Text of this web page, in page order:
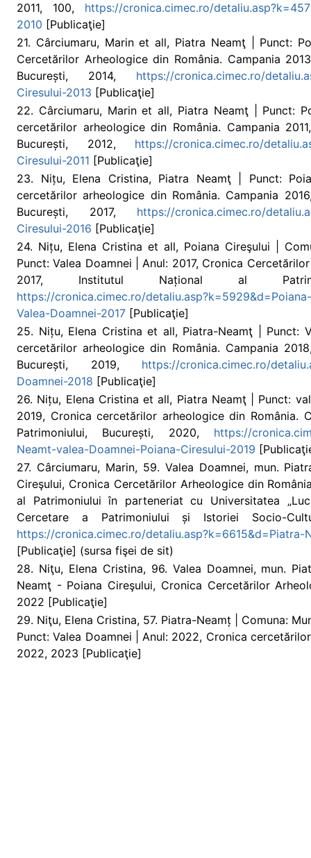
2011, 100, https://cronica.cimec.ro/
2010 [Publicaţie]
21. Cârciumaru, Marin et all, Piatra Neamţ | Punct:
Cercetărilor Arheologice din România. Campania
București, 2014, https://cronica.cimec.ro/
Ciresului-2013 [Publicaţie]
22. Cârciumaru, Marin et all, Piatra Neamţ | Punct:
cercetărilor arheologice din România. Campania
București, 2012, https://cronica.cimec.ro/
Ciresului-2011 [Publicaţie]
23. Nițu, Elena Cristina, Piatra Neamţ | Punct:
cercetărilor arheologice din România. Campania
București, 2017, https://cronica.cimec.ro/
Ciresului-2016 [Publicaţie]
24. Nițu, Elena Cristina et all, Poiana Cireşului |
Punct: Valea Doamnei | Anul: 2017, Cronica
2017, Institutul Național al
https://cronica.cimec.ro/
Valea-Doamnei-2017 [Publicaţie]
25. Nițu, Elena Cristina et all, Piatra-Neamţ | Punct:
cercetărilor arheologice din România. Campania
București, 2019, https://cronica.cimec.ro/
Doamnei-2018 [Publicaţie]
26. Nițu, Elena Cristina et all, Piatra Neamţ | Punct:
2019, Cronica cercetărilor arheologice din România.
Patrimoniului, București, 2020, https://
Neamt-valea-Doamnei-Poiana-Ciresului-2019
27. Cârciumaru, Marin, 59. Valea Doamnei, mun.
Cireşului, Cronica Cercetărilor Arheologice din
al Patrimoniului în parteneriat cu Universitatea
Cercetare a Patrimoniului și Istoriei Socio-
https://cronica.cimec.ro/detaliu.asp?k=6615&d=Piatra-
[Publicaţie] (sursa fişei de sit)
28. Niţu, Elena Cristina, 96. Valea Doamnei, mun.
Neamţ - Poiana Cireşului, Cronica Cercetărilor
2022 [Publicaţie]
29. Niţu, Elena Cristina, 57. Piatra-Neamț | Comuna:
Punct: Valea Doamnei | Anul: 2022, Cronica
2022, 2023 [Publicaţie]